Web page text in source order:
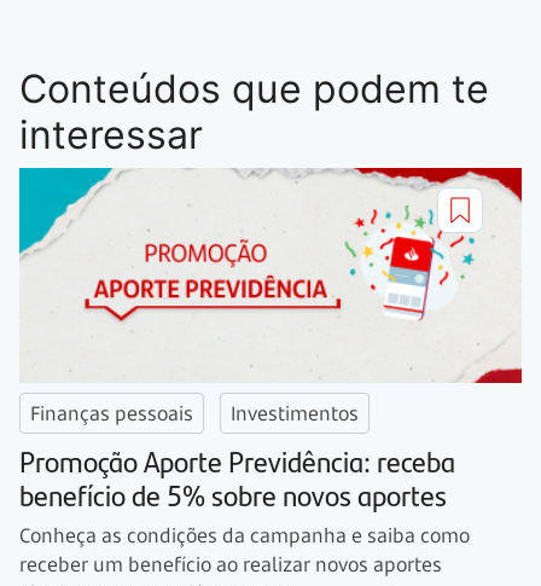
Conteúdos que podem te
interessar
Finanças pessoais Investimentos
Promoção Aporte Previdência: receba
benefício de 5% sobre novos aportes
Conheça as condições da campanha e saiba como
receber um benefício ao realizar novos aportes